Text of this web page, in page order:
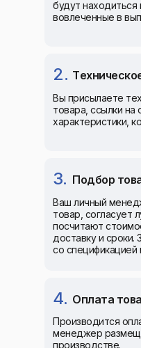
будут находиться
вовлеченные в
Производится
менеджер
производстве.
Oплата
4.
Вы присылаете
товара, ссылки на
характеристики,
2.
3. Подбор
Ваш личный
товар, согласует
посчитают
доставку и сроки.
со спецификацией